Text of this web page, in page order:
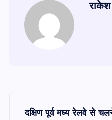
राकेश
दक्षिण पूर्व मध्य रेलवे से